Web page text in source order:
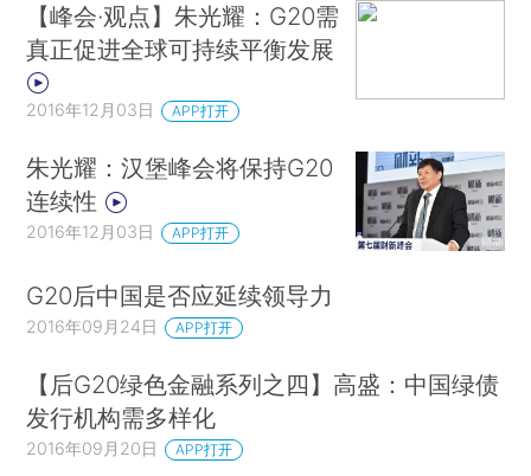
【峰会·观点】朱光耀：G20需
真正促进全球可持续平衡发展
2016年12月03日 APP打开
朱光耀：汉堡峰会将保持G20
连续性
2016年12月03日 APP打开
G20后中国是否应延续领导力
2016年09月24日 APP打开
【后G20绿色金融系列之四】高盛：中国绿债
发行机构需多样化
2016年09月20日 APP打开